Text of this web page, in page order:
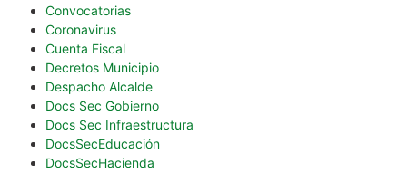
Convocatorias
Coronavirus
Cuenta Fiscal
Decretos Municipio
Despacho Alcalde
Docs Sec Gobierno
Docs Sec Infraestructura
DocsSecEducación
DocsSecHacienda